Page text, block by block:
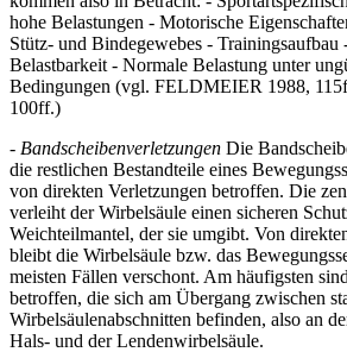
hohe Belastungen - Motorische
Stütz- und Bindegewebes -
Belastbarkeit - Normale Belastung unter
Bedingungen (vgl. FELDMEIER 1988,
100ff.)
- Bandscheibenverletzungen Die
die restlichen Bestandteile eines
von direkten Verletzungen betroffen. Die
verleiht der Wirbelsäule einen sicheren
Weichteilmantel, der sie umgibt. Von
bleibt die Wirbelsäule bzw. das
meisten Fällen verschont. Am häufigsten
betroffen, die sich am Übergang zwischen
Wirbelsäulenabschnitten befinden, also an
Hals- und der Lendenwirbelsäule.